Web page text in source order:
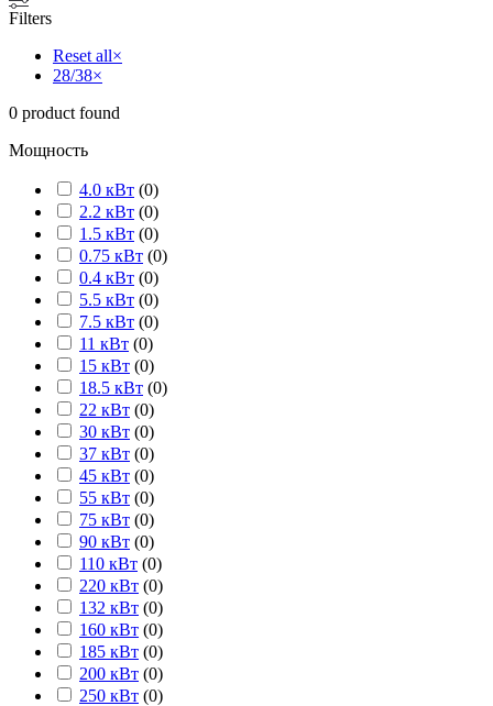
Filters
Reset all×
28/38×
0 product found
Мощность
4.0 кВт (0)
2.2 кВт (0)
1.5 кВт (0)
0.75 кВт (0)
0.4 кВт (0)
5.5 кВт (0)
7.5 кВт (0)
11 кВт (0)
15 кВт (0)
18.5 кВт (0)
22 кВт (0)
30 кВт (0)
37 кВт (0)
45 кВт (0)
55 кВт (0)
75 кВт (0)
90 кВт (0)
110 кВт (0)
220 кВт (0)
132 кВт (0)
160 кВт (0)
185 кВт (0)
200 кВт (0)
250 кВт (0)